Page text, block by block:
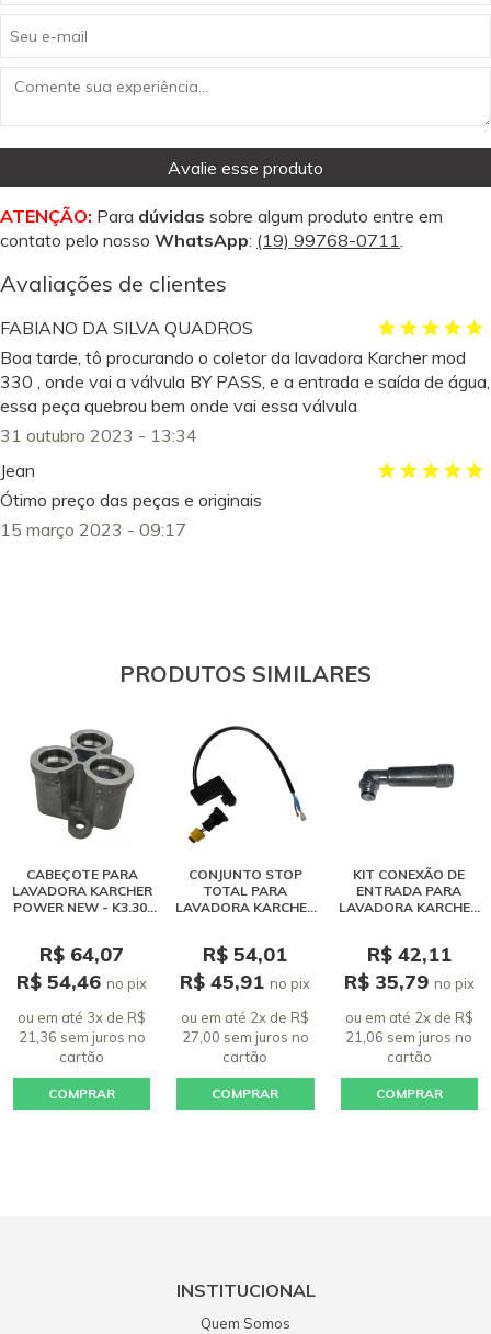
Avalie esse produto
ATENÇÃO: Para dúvidas sobre algum produto entre em
contato pelo nosso WhatsApp: (19) 99768-0711.
Avaliações de clientes
FABIANO DA SILVA QUADROS
Boa tarde, tô procurando o coletor da lavadora Karcher mod
330 , onde vai a válvula BY PASS, e a entrada e saída de água,
essa peça quebrou bem onde vai essa válvula
31 outubro 2023 - 13:34
Jean
Ótimo preço das peças e originais
15 março 2023 - 09:17
PRODUTOS SIMILARES
CABEÇOTE PARA
LAVADORA KARCHER
POWER NEW - K3.30,
R$ 64,07
R$ 54,46no pix
ou em até 3x de R$
21,36 sem juros no
cartão
COMPRAR
CONJUNTO STOP
TOTAL PARA
LAVADORA KARCHER
R$ 54,01
R$ 45,91no pix
ou em até 2x de R$
27,00 sem juros no
cartão
COMPRAR
KIT CONEXÃO DE
ENTRADA PARA
LAVADORA KARCHER
R$ 42,11
R$ 35,79 no pix
ou em até 2x de R$
21,06 sem jurosno
cartão
COMPRAR
INSTITUCIONAL
Quem Somos